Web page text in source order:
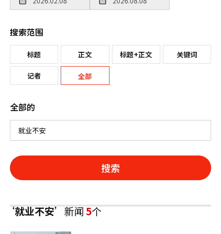
搜索范围
标题 正文 标题+正文 关键词
记者 全部
全部的
搜索
‘就业不安’新闻5个